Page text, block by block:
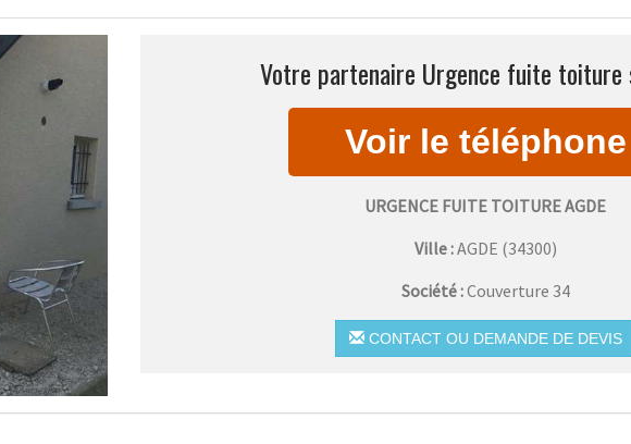
Votre partenaire Urgence fuite toiture
URGENCE FUITE TOITURE AGDE
Ville :AGDE (34300)
Société :Couverture 34
CONTACT OU DEMANDE DE DEVIS